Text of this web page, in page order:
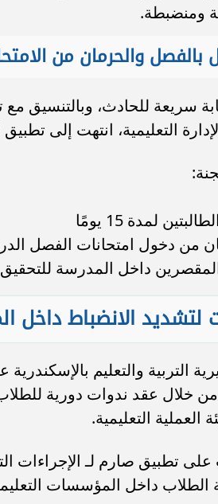
ومنضبطة.
بالفصل والحرمان من
سريعة للحادث، وبالتنسيق مع
التعليمية، انتهت إلى
لمدة 15 يومًا
من دخول امتحانات الفصل
داخل المدرسة
لتشديد الانضباط داخل
التربية والتعليم
خلال عقد ندوات دورية للطلاب
العملية التعليمية.
تطبيق صارم لـ الإجراءات
داخل المؤسسات